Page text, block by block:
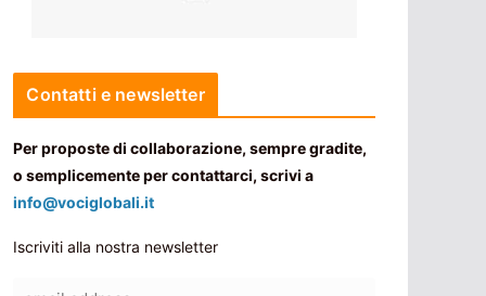
Contatti e newsletter
Per proposte di collaborazione, sempre gradite,
o semplicemente per contattarci, scrivi a
info@vociglobali.it
Iscriviti alla nostra newsletter